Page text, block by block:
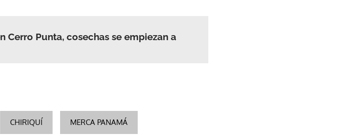
Cerro Punta, cosechas se empiezan a
CHIRIQUÍ MERCA PANAMÁ